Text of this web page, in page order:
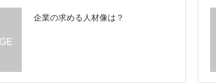
企業の求める人材像は？